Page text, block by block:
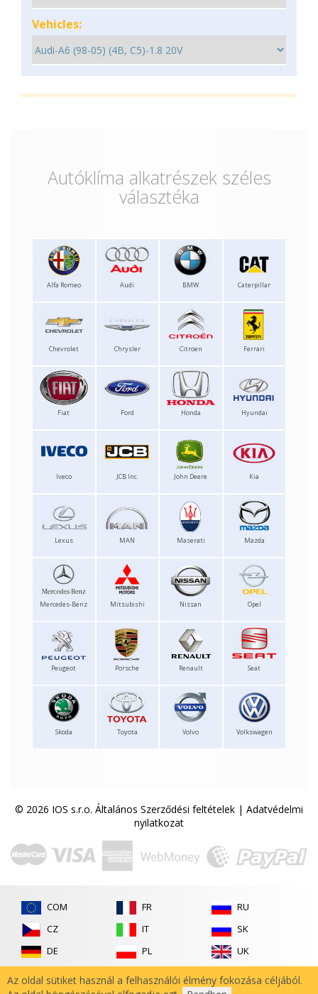
Vehicles:
Autóklíma alkatrészek széles
választéka
Alfa Romeo Audi BMW Caterpillar
Chevrolet Chrysler Citroen Ferrari
Fiat Ford Honda Hyundai
Iveco JCB Inc. John Deere Kia
Lexus MAN Maserati Mazda
Mercedes-Benz Mitsubishi Nissan Opel
Peugeot Porsche Renault Seat
Skoda Toyota Volvo Volkswagen
© 2026 IOS s.r.o. Általános Szerződési feltételek | Adatvédelmi
nyilatkozat
COM
CZ
DE
FR
IT
PL
RU
SK
UK
Az oldal sütiket használ a felhasználói élmény fokozása céljából.